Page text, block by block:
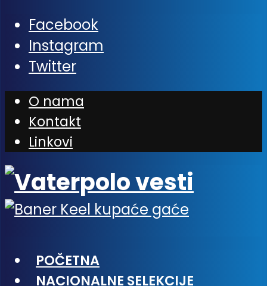
Facebook
Instagram
Twitter
O nama
Kontakt
Linkovi
POČETNA
NACIONALNE SELEKCIJE